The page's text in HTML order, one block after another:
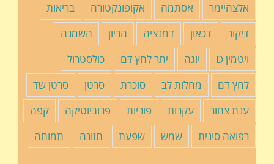
אלצהיימר
אסתמה אקופונקטורה
בריאות
דיקור
דכאון דמנציה הריון
השמנה
ויטמין D
יוגה יתר לחץ דם
כולסטרול
לחץ דם
מחלות לב סוכרת סרטן
סרטן שד
ענת צחור
עקרות פוריות פרוביוטיקה
קפה
רפואה סינית
שמש שפעת תזונה תמותה